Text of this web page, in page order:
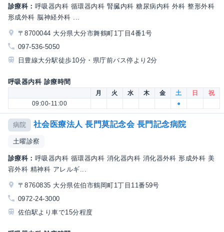
診療科： 呼吸器内科 循環器内科 腎臓内科 糖尿病内科 外科 整形外科
形成外科 脳神経外科 ...
〒8700044 大分県大分市舞鶴町1丁目4番1号
097-536-5050
日豊線大分駅徒歩10分・県庁前バス停より2分
呼吸器内科 診療時間
月 火 水 木 金 土 日
祝
09:00-11:00
●
病院 社会医療法人 長門莫記念会 長門記念病院
土曜診察
診療科： 呼吸器内科 循環器内科 消化器内科 消化器外科 形成外科 美
容外科 精神科 アレルギ...
〒8760835 大分県佐伯市鶴岡町1丁目11番59号
0972-24-3000
佐伯駅より車で15分程度